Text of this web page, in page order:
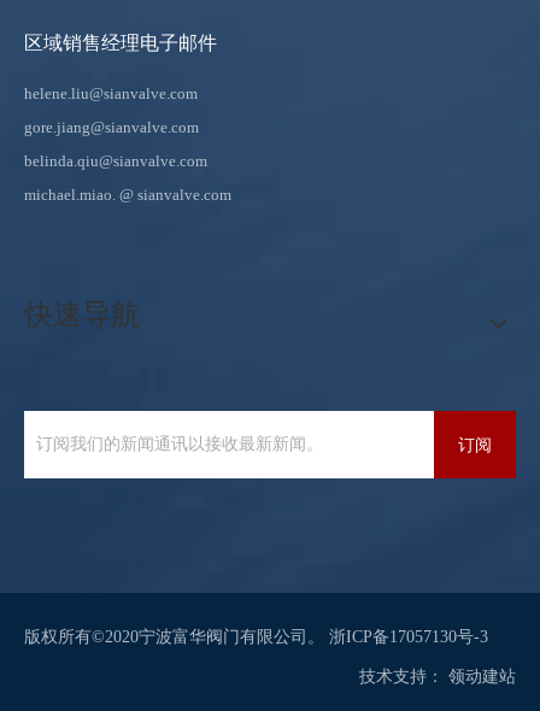
区域销售经理电子邮件
helene.liu@sianvalve.com
gore.jiang@sianvalve.com
belinda.qiu@sianvalve.com
michael.miao. @ sianvalve.com
快速导航
订阅
版权所有©2020宁波富华阀门有限公司。 浙ICP备17057130号-3
技术支持： 领动建站